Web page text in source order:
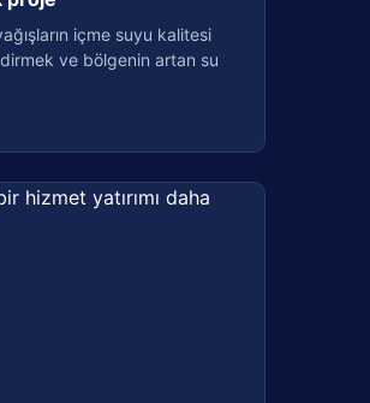
içme suyu kalitesi
ve bölgenin artan su